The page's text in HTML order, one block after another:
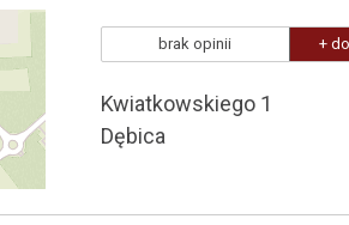
brak opinii +
Kwiatkowskiego 1
Dębica